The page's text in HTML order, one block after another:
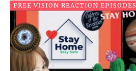
FREE VISION REACTION EPISODES